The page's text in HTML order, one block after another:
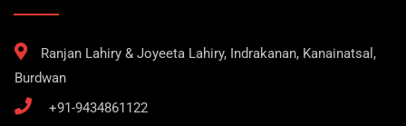
Ranjan Lahiry & Joyeeta Lahiry, Indrakanan, Kanainatsal,
Burdwan
+91-9434861122